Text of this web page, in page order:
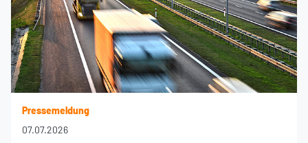
Pressemeldung
07.07.2026